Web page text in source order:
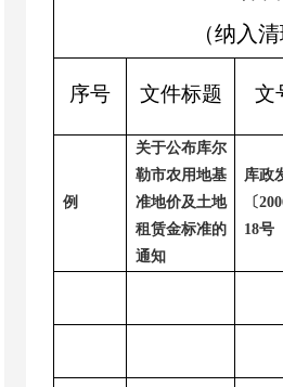
（纳入
序号 文件标题 文
例
关于公布库尔
勒市农用地基
准地价及土地
租赁金标准的
通知
库政
〔
18号